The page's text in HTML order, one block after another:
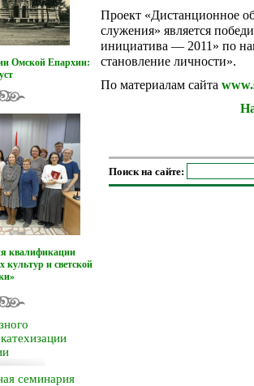
Омской Епархии:
квалификации
культур и светской
семинария
Проект «Дистанционное
служения» является
инициатива — 2011» по
становление личности».
По материалам сайта
Поиск на сайте: